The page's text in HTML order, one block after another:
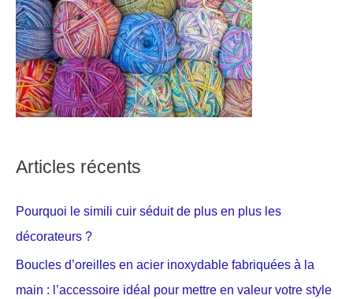
Articles récents
Pourquoi le simili cuir séduit de plus en plus les
décorateurs ?
Boucles d’oreilles en acier inoxydable fabriquées à la
main : l’accessoire idéal pour mettre en valeur votre style